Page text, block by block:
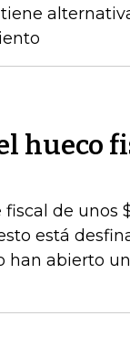
hueco
de unos
está
han abierto